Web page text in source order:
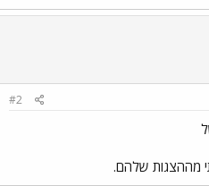
#2
מההצגות שלהם.